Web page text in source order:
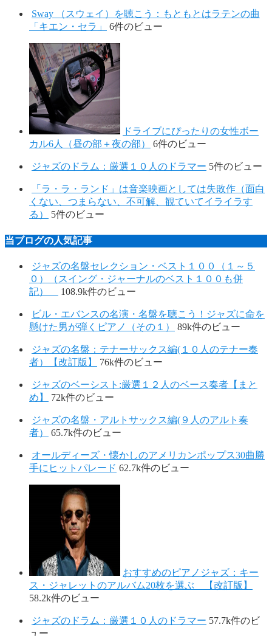
Sway （スウェイ）を聴こう：もともとはラテンの曲
「キエン・セラ」
6件のビュー
ドライブにぴったりの女性ボー
カル6人（昼の部＋夜の部）
6件のビュー
ジャズのドラム：厳選１０人のドラマー 5件のビュー
「ラ・ラ・ランド」は音楽映画としては失敗作（面白
くない、つまらない、不可解、観ていてイライラす
る）
5件のビュー
当ブログの人気記事
ジャズの名盤セレクション・ベスト１００（１～５
０）（スイング・ジャーナルのベスト１００も併
記）
108.9k件のビュー
ビル・エバンスの名演・名盤を聴こう！ジャズに命を
懸けた男が弾くピアノ（その１）
89k件のビュー
ジャズの名盤：テナーサックス編(１０人のテナー奏
者）【改訂版】
76k件のビュー
ジャズのベーシスト:厳選１２人のベース奏者【まと
め】
72k件のビュー
ジャズの名盤・アルトサックス編(９人のアルト奏
者）
65.7k件のビュー
オールディーズ・懐かしのアメリカンポップス30曲勝
手にヒットパレード 62.7k件のビュー
おすすめのピアノジャズ：キー
ス・ジャレットのアルバム20枚を選ぶ 【改訂版】
58.2k件のビュー
ジャズのドラム：厳選１０人のドラマー 57.7k件のビ
ュー